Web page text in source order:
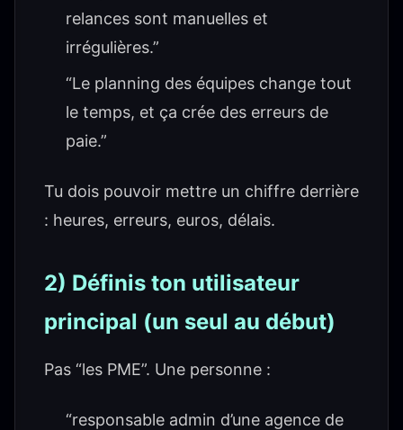
relances sont manuelles et
irrégulières.”
“Le planning des équipes change tout
le temps, et ça crée des erreurs de
paie.”
Tu dois pouvoir mettre un chiffre derrière
: heures, erreurs, euros, délais.
2) Définis ton utilisateur
principal (un seul au début)
Pas “les PME”. Une personne :
“responsable admin d’une agence de